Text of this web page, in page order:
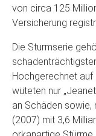
von circa 125
Versicherung
Die Sturmserie
Hochgerechnet auf
wüteten nur
an Schäden sowie,
(2007) mit 3,6